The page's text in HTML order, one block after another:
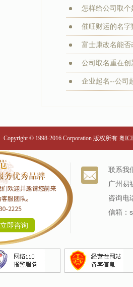
怎样给公司取个
催旺财运的名字
富士康改名能否
公司取名重在
企业起名--公司
Copyright © 1998-2016 Corporation 版权所有 粤
立即咨询
关于我们
我们的历史
专家阵容
联系我
广州易
咨询电
信箱：